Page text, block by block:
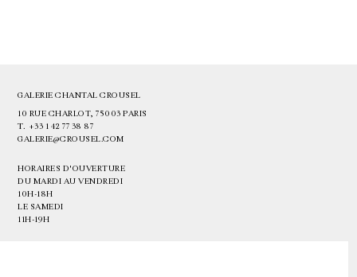
GALERIE CHANTAL CROUSEL
10 RUE CHARLOT, 75003 PARIS
T. +33 1 42 77 38 87
GALERIE@CROUSEL.COM
HORAIRES D'OUVERTURE
DU MARDI AU VENDREDI
10H-18H
LE SAMEDI
11H-19H